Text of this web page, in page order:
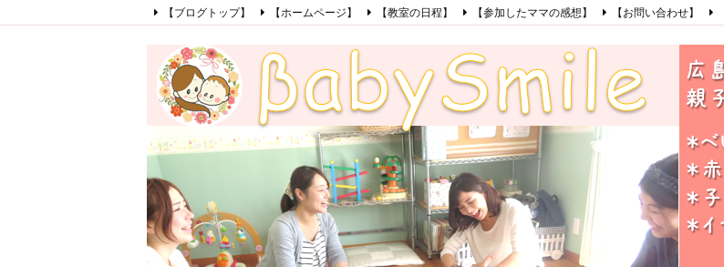
【ブログトップ】 【ホームページ】 【教室の日程】 【参加したママの感想】 【お問い合わせ】